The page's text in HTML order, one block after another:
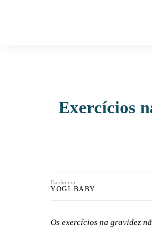
Exercícios
Escrito por
YOGI BABY
Os exercícios na gravidez